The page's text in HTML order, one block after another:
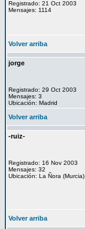
Registrado: 21 Oct 2003
Mensajes: 1114
Volver arriba
jorge
Registrado: 29 Oct 2003
Mensajes: 3
Ubicación: Madrid
Volver arriba
-ruiz-
Registrado: 16 Nov 2003
Mensajes: 32
Ubicación: La Ñora (Murcia)
Volver arriba